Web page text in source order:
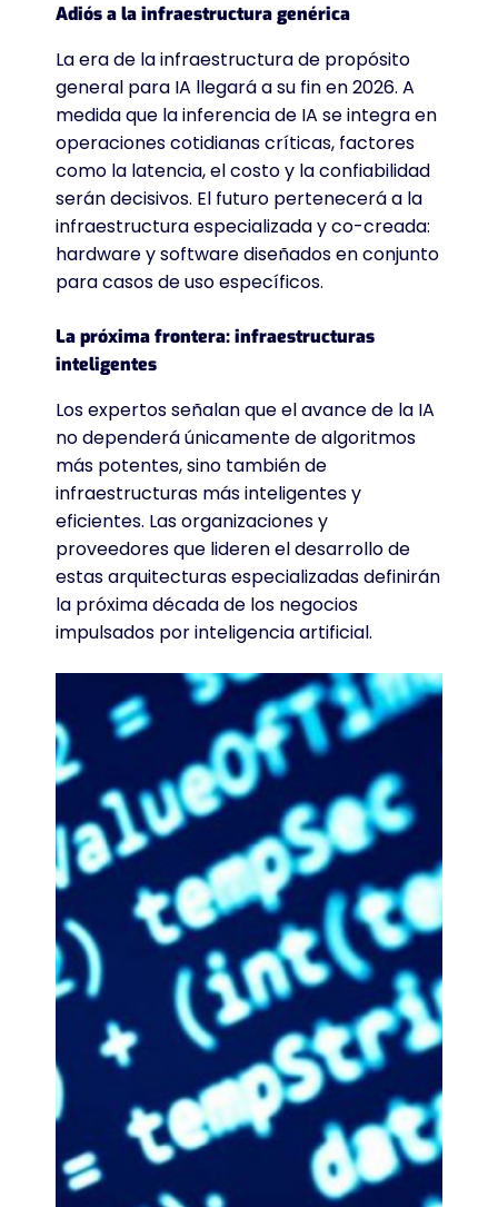
Adiós a la infraestructura genérica
La era de la infraestructura de propósito
general para IA llegará a su fin en 2026. A
medida que la inferencia de IA se integra en
operaciones cotidianas críticas, factores
como la latencia, el costo y la confiabilidad
serán decisivos. El futuro pertenecerá a la
infraestructura especializada y co-creada:
hardware y software diseñados en conjunto
para casos de uso específicos.
La próxima frontera: infraestructuras
inteligentes
Los expertos señalan que el avance de la IA
no dependerá únicamente de algoritmos
más potentes, sino también de
infraestructuras más inteligentes y
eficientes. Las organizaciones y
proveedores que lideren el desarrollo de
estas arquitecturas especializadas definirán
la próxima década de los negocios
impulsados por inteligencia artificial.